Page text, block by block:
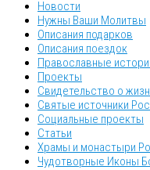
Новости
Нужны Ваши Молитвы
Описания подарков
Описания поездок
Православные
Проекты
Свидетельство о
Святые источники
Социальные проекты
Статьи
Храмы и монастыри
Чудотворные Иконы